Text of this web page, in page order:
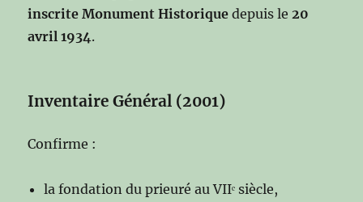
inscrite Monument Historique depuis le 20
avril 1934.
Inventaire Général (2001)
Confirme :
la fondation du prieuré au VIIᵉ siècle,